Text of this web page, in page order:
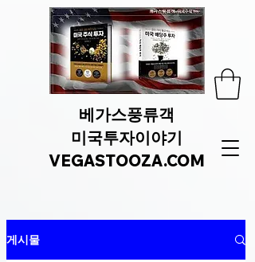
베가스풍류객
미국투자이야기
VEGASTOOZA.COM
게시물